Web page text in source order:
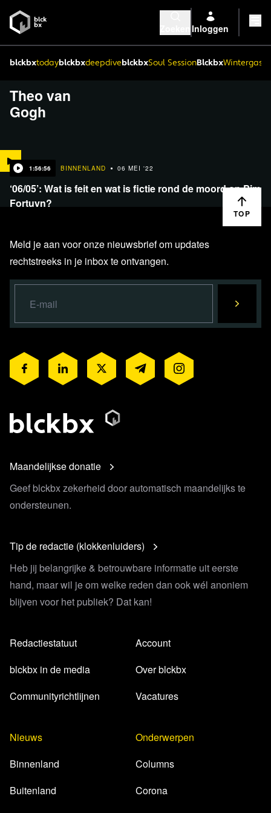
Inloggen
blckbxtodayblckbxdeepdiveblckbxSoul SessionBlckbx
Theo van
Gogh
1:56:56 BINNENLAND 06 MEI '22
‘06/05’: Wat is feit en wat is fictie rond de moord op Pim
Fortuyn?
TOP
Meld je aan voor onze nieuwsbrief om updates
rechtstreeks in je inbox te ontvangen.
Maandelijkse donatie
Geef blckbx zekerheid door automatisch maandelijks te
ondersteunen.
Tip de redactie (klokkenluiders)
Heb jij belangrijke & betrouwbare informatie uit eerste
hand, maar wil je om welke reden dan ook wél anoniem
blijven voor het publiek? Dat kan!
Redactiestatuut
blckbx in de media
Communityrichtlijnen
Account
Over blckbx
Vacatures
Nieuws
Binnenland
Buitenland
Onderwerpen
Columns
Corona